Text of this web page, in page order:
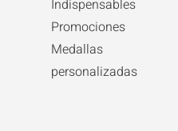
Indispensables
Promociones
Medallas
personalizadas